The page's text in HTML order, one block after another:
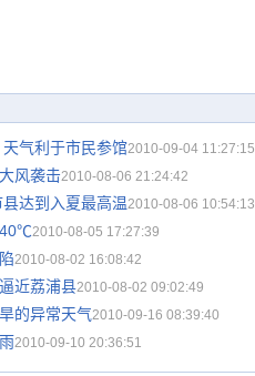
气利于市民参馆2010-09-04 11:27:15
风袭击2010-08-06 21:24:42
达到入夏最高温2010-08-06 10:54:13
40℃2010-08-05 17:27:39
2010-08-02 16:08:42
近荔浦县2010-08-02 09:02:49
的异常天气2010-09-16 08:39:40
2010-09-10 20:36:51